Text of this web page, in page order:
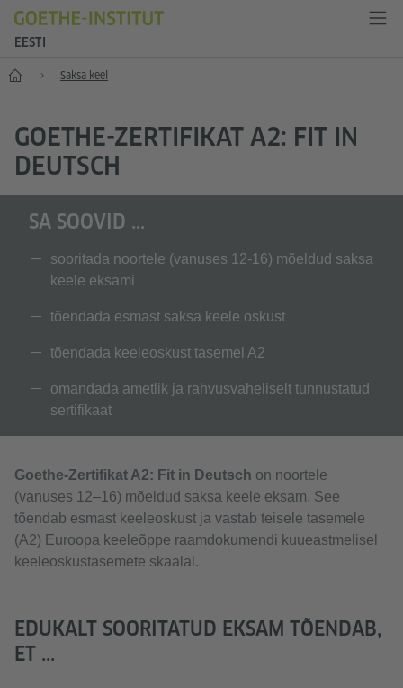
EESTI
Esileht Saksa keel
GOETHE-ZERTIFIKAT A2: FIT IN
DEUTSCH
SA SOOVID ...
sooritada noortele (vanuses 12-16) mõeldud saksa
keele eksami
tõendada esmast saksa keele oskust
tõendada keeleoskust tasemel A2
omandada ametlik ja rahvusvaheliselt tunnustatud
sertifikaat
Goethe-Zertifikat A2: Fit in Deutsch on noortele
(vanuses 12–16) mõeldud saksa keele eksam. See
tõendab esmast keeleoskust ja vastab teisele tasemele
(A2) Euroopa keeleõppe raamdokumendi kuueastmelisel
keeleoskustasemete skaalal.
EDUKALT SOORITATUD EKSAM TÕENDAB,
ET ...